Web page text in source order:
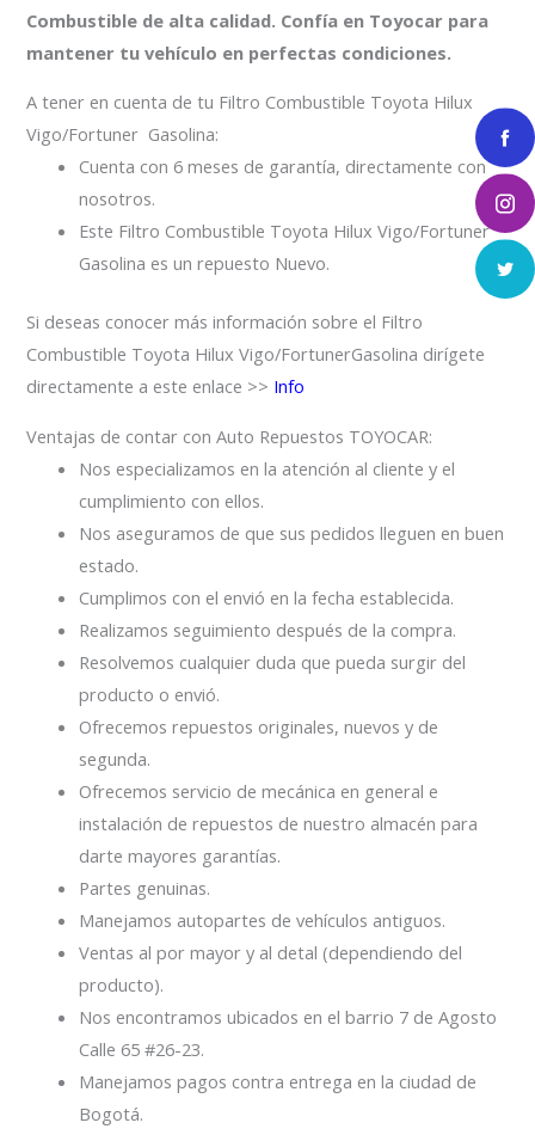
Combustible de alta calidad. Confía en Toyocar para
mantener tu vehículo en perfectas condiciones.
A tener en cuenta de tu Filtro Combustible Toyota Hilux
Vigo/Fortuner Gasolina:
Cuenta con 6 meses de garantía, directamente con
nosotros.
Este Filtro Combustible Toyota Hilux Vigo/Fortuner
Gasolina es un repuesto Nuevo.
Si deseas conocer más información sobre el Filtro
Combustible Toyota Hilux Vigo/FortunerGasolina dirígete
directamente a este enlace >> Info
Ventajas de contar con Auto Repuestos TOYOCAR:
Nos especializamos en la atención al cliente y el
cumplimiento con ellos.
Nos aseguramos de que sus pedidos lleguen en buen
estado.
Cumplimos con el envió en la fecha establecida.
Realizamos seguimiento después de la compra.
Resolvemos cualquier duda que pueda surgir del
producto o envió.
Ofrecemos repuestos originales, nuevos y de
segunda.
Ofrecemos servicio de mecánica en general e
instalación de repuestos de nuestro almacén para
darte mayores garantías.
Partes genuinas.
Manejamos autopartes de vehículos antiguos.
Ventas al por mayor y al detal (dependiendo del
producto).
Nos encontramos ubicados en el barrio 7 de Agosto
Calle 65 #26-23.
Manejamos pagos contra entrega en la ciudad de
Bogotá.